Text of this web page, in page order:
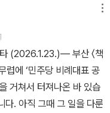
지꽃이 핀 봄, 추위 타는
들이 자기들보다 어리고
린 마음과 눈길이 특히 눈
모습은 어떠해야 하는지를
(2026.1.23.)― 부산 〈책
렵에 ‘민주당 비례대표 공
거쳐서 터져나온 바 있습
다. 아직 그때 그 일을 다룬